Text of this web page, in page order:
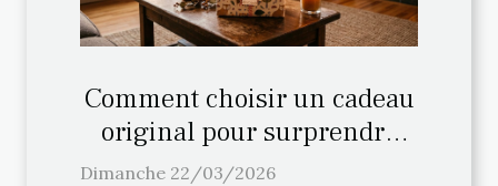
Comment choisir un cadeau
original pour surprendre
vos proches ?
Dimanche 22/03/2026